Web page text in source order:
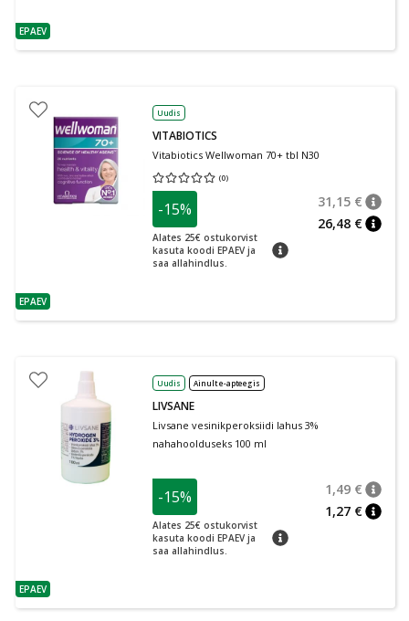
nõuanne
EPAEV
nõuanne
EPAEV
Uudis
VITABIOTICS
Vitabiotics Wellwoman 70+ tbl N30
(0)
Keskmine hinnang 0.00
-15%
Alates 25€ ostukorvist
kasuta koodi EPAEV ja
saa allahindlus.
nõuanne
31,15 €
26,48 €
nõuanne
EPAEV
Uudis Ainult e-apteegis
LIVSANE
Livsane vesinikperoksiidi lahus 3%
nahahoolduseks 100 ml
-15%
Alates 25€ ostukorvist
kasuta koodi EPAEV ja
saa allahindlus.
nõuanne
1,49 €
1,27 €